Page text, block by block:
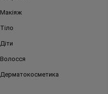
Макіяж
Тіло
Діти
Волосся
Дерматокосметика